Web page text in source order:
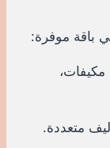
باقة موفرة:
متعددة.